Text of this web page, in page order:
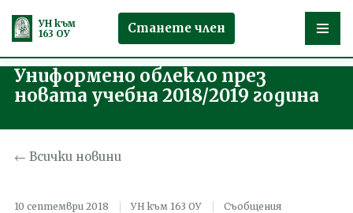
Продължете
съдържанието
УН към
163 ОУ
Станете член
Униформено облекло през
новата учебна 2018/2019 година
← Всички новини
10 септември 2018 УН към 163 ОУ Съобщения